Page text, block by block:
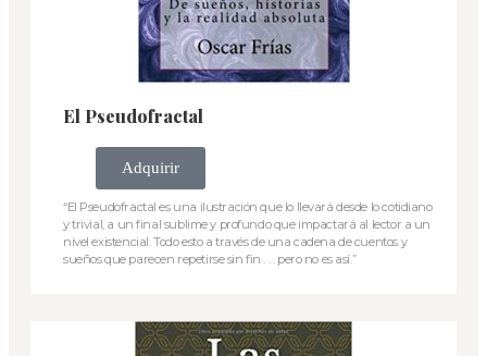
El Pseudofractal
Adquirir
“El Pseudofractal es una ilustración que lo llevará desde lo cotidiano
y trivial, a un final sublime y profundo que impactará al lector a un
nivel existencial. Todo esto a través de una cadena de cuentos y
sueños que parecen repetirse sin fin . . . pero no es así.”